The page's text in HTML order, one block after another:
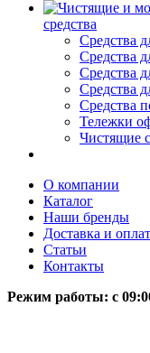
средства
Средства
Средства
Средства
Средства
Средства
Тележки
Чистящие
О компании
Каталог
Наши бренды
Доставка и
Статьи
Контакты
Режим работы: c